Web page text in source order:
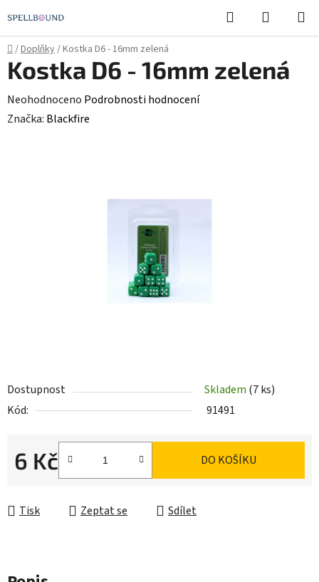
na
obsah
Hledat
KOŠÍK
Domů
/Doplňky/Kostka D6 - 16mm zelená
Dostupnost Skladem (7 ks)
Kód:
91491
6 Kč
Měrná cena:
DO KOŠÍKU
Tisk Zeptat se Sdílet
Kostka D6 - 16mm zelená
Průměrné
hodnocení
Neohodnoceno Podrobnosti hodnocení
Značka: Blackfire